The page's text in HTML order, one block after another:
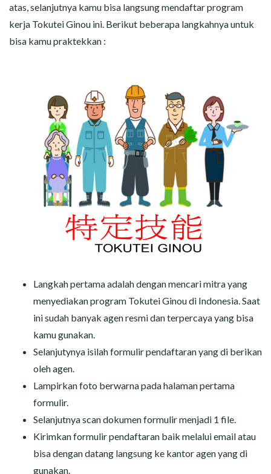
atas, selanjutnya kamu bisa langsung mendaftar program
kerja Tokutei Ginou ini. Berikut beberapa langkahnya untuk
bisa kamu praktekkan :
Langkah pertama adalah dengan mencari mitra yang
menyediakan program Tokutei Ginou di Indonesia. Saat
ini sudah banyak agen resmi dan terpercaya yang bisa
kamu gunakan.
Selanjutynya isilah formulir pendaftaran yang di berikan
oleh agen.
Lampirkan foto berwarna pada halaman pertama
formulir.
Selanjutnya scan dokumen formulir menjadi 1 file.
Kirimkan formulir pendaftaran baik melalui email atau
bisa dengan datang langsung ke kantor agen yang di
gunakan.